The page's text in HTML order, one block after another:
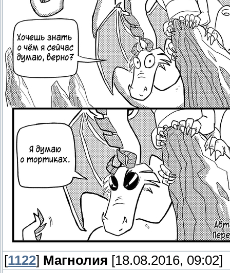
[1122] Магнолия [18.08.2016, 09:02]